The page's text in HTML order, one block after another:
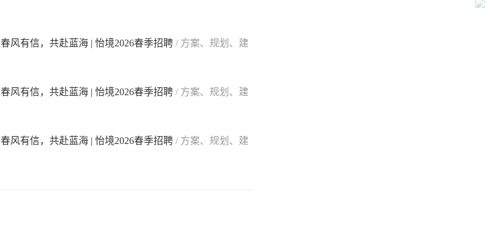
春风有信，共赴蓝海 | 怡境2026春季招聘 / 方案、规划、建
春风有信，共赴蓝海 | 怡境2026春季招聘 / 方案、规划、建
春风有信，共赴蓝海 | 怡境2026春季招聘 / 方案、规划、建